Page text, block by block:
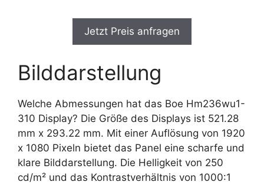
Jetzt Preis anfragen
Bilddarstellung
Welche Abmessungen hat das Boe Hm236wu1-
310 Display? Die Größe des Displays ist 521.28
mm x 293.22 mm. Mit einer Auflösung von 1920
x 1080 Pixeln bietet das Panel eine scharfe und
klare Bilddarstellung. Die Helligkeit von 250
cd/m² und das Kontrastverhältnis von 1000:1